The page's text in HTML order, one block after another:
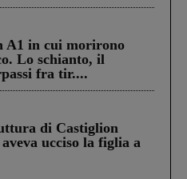
A1 in cui morirono
Lo schianto, il
fra tir....
di Castiglion
ucciso la figlia a